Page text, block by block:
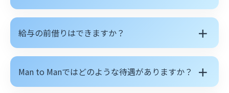
給与の前借りはできますか？ ＋
Man to Manではどのような待遇がありますか？ ＋